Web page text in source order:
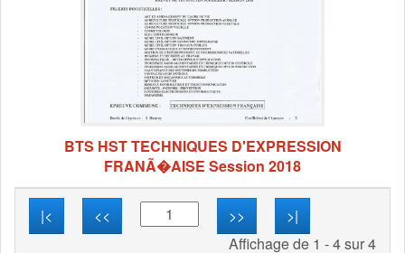
BTS HST TECHNIQUES D'EXPRESSION
FRANÃ�AISE Session 2018
|< << >>
>|
Affichage de 1 - 4 sur 4